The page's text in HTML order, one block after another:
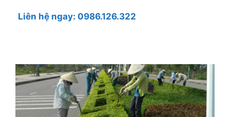
Liên hệ ngay: 0986.126.322